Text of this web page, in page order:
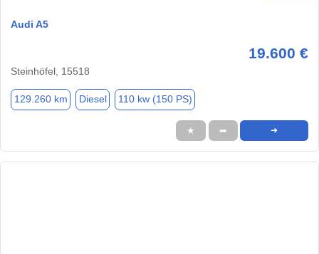
Audi A5
19.600 €
Steinhöfel, 15518
129.260 km Diesel 110 kw (150 PS)
★ ➦ ➜